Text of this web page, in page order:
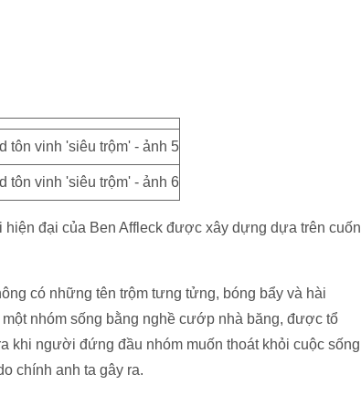
đại của Ben Affleck được xây dựng dựa trên cuốn
có những tên trộm tưng tửng, bóng bẩy và hài
nhóm sống bằng nghề cướp nhà băng, được tổ
khi người đứng đầu nhóm muốn thoát khỏi cuộc sống
chính anh ta gây ra.